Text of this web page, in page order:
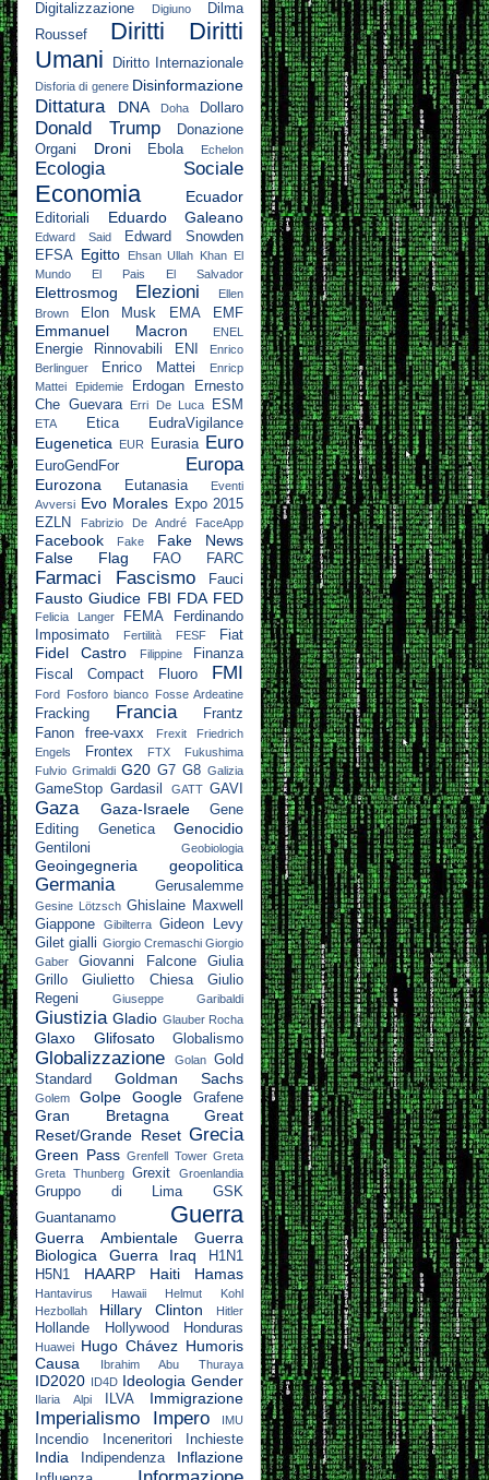
Digitalizzazione Digiuno
Dilma
Roussef
Diritti
Diritti
Umani
Diritto Internazionale
Disforia di genere Disinformazione
Dittatura DNA Doha Dollaro
Donald Trump
Donazione
Organi
Droni Ebola Echelon
Ecologia Sociale
Economia Ecuador
Editoriali Eduardo Galeano
Edward Said
Edward Snowden
EFSA Egitto Ehsan Ullah Khan El
Mundo
El Pais El Salvador
Elettrosmog Elezioni
Ellen
Brown
Elon Musk EMA EMF
Emmanuel Macron ENEL
Energie Rinnovabili ENI
Enrico
Berlinguer
Enrico Mattei
Enricp
Mattei
Epidemie Erdogan
Ernesto
Che Guevara
Erri De Luca ESM
ETA Etica EudraVigilance
Eugenetica EUR Eurasia Euro
EuroGendFor Europa
Eurozona Eutanasia
Eventi
Avversi Evo Morales Expo 2015
EZLN
Fabrizio De André FaceApp
Facebook Fake
Fake News
False Flag
FAO FARC
Farmaci Fascismo Fauci
Fausto Giudice FBI FDA FED
Felicia Langer FEMA
Ferdinando
Imposimato
Fertilità FESF Fiat
Fidel Castro Filippine
Finanza
Fiscal Compact
Fluoro FMI
Ford Fosforo bianco Fosse Ardeatine
Fracking Francia
Frantz
Fanon
free-vaxx Frexit
Friedrich
Engels
Frontex FTX
Fukushima
Fulvio Grimaldi G20 G7 G8 Galizia
GameStop Gardasil GATT GAVI
Gaza Gaza-Israele
Gene
Editing
Genetica Genocidio
Gentiloni Geobiologia
Geoingegneria geopolitica
Germania Gerusalemme
Gesine Lötzsch Ghislaine Maxwell
Giappone
Gibilterra Gideon Levy
Gilet gialli Giorgio Cremaschi Giorgio
Gaber
Giovanni Falcone
Giulia
Grillo
Giulietto Chiesa
Giulio
Regeni
Giuseppe Garibaldi
Giustizia Gladio Glauber Rocha
Glaxo Glifosato Globalismo
Globalizzazione Golan Gold
Standard
Goldman Sachs
Golem Golpe Google Grafene
Gran Bretagna
Great
Reset/Grande Reset Grecia
Green Pass Grenfell Tower Greta
Greta Thunberg Grexit Groenlandia
Gruppo di Lima
GSK
Guantanamo
Guerra
Guerra Ambientale
Guerra
Biologica
Guerra Iraq
H1N1
H5N1
HAARP Haiti Hamas
Hantavirus Hawaii
Helmut Kohl
Hezbollah
Hillary Clinton Hitler
Hollande Hollywood Honduras
Huawei Hugo Chávez Humoris
Causa
Ibrahim Abu Thuraya
ID2020 ID4D Ideologia Gender
Ilaria Alpi ILVA Immigrazione
Imperialismo Impero IMU
Incendio Inceneritori Inchieste
India Indipendenza Inflazione